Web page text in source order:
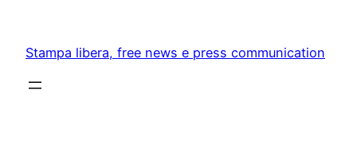
content
Stampa libera, free news e press communication